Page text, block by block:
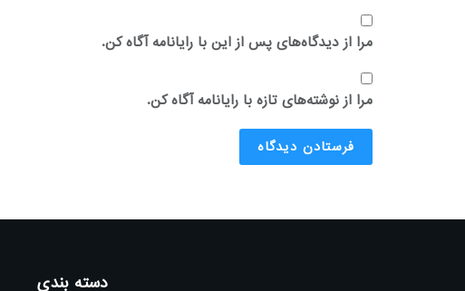
مرا از دیدگاه‌های پس از این با رایانامه آگاه کن.
مرا از نوشته‌های تازه با رایانامه آگاه کن.
دسته بندی